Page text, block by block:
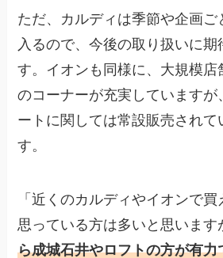
ただ、カルディは季節や企画ご
入るので、今後の取り扱いに
す。イオンも同様に、大規模店
のコーナーが充実していますが
ートに関しては常設販売され
す。
「近くのカルディやイオンで
思っている方は多いと思います
ら成城石井やロフトの方が有力